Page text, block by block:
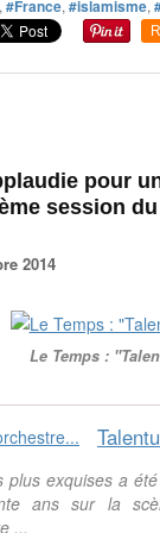
, #France, #islamisme,
pour
session
2014
Le Temps :
plus exquises a
ans sur la
...